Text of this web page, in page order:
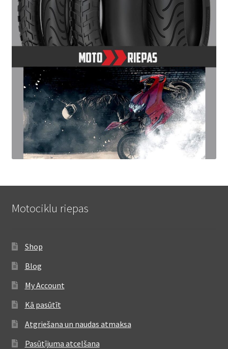
Motociklu riepas
Shop
Blog
My Account
Kā pasūtīt
Atgriešana un naudas atmaksa
Pasūtījuma atcelšana